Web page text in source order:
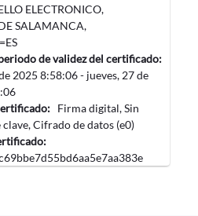
ELECTRONICO,
SALAMANCA,
de validez del certificado:
‎2025 8:58:06 - ‎jueves, ‎27‎ de
Firma digital, Sin
Cifrado de datos (e0)